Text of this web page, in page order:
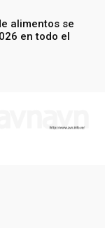
alimentos se
en todo el